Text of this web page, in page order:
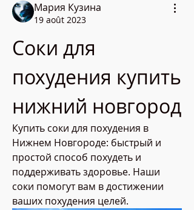
Мария Кузина
19 août 2023
Соки для
похудения купить
нижний новгород
Купить соки для похудения в
Нижнем Новгороде: быстрый и
простой способ похудеть и
поддерживать здоровье. Наши
соки помогут вам в достижении
ваших похудения целей.